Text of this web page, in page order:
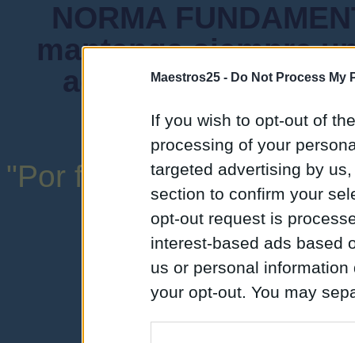
Maestros25 - Do Not Process My
If you wish to opt-out of
processing of your
targeted advertising by
section to confirm your
opt-out request is
interest-based ads based
us or personal
your opt-out. You may
NORMA
mantenga siempre
admiten mensajes
instituciones
"Por favor, no abuse de
una expresión